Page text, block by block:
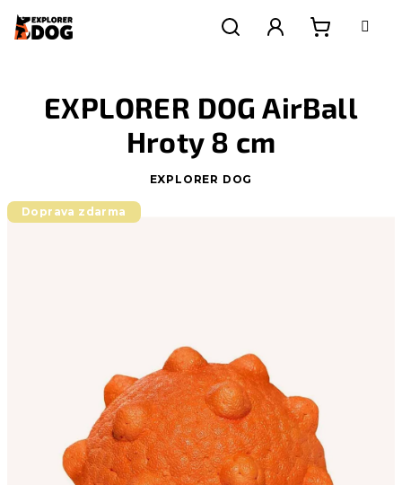
na
obsah
košík
EXPLORER DOG AirBall
Hroty 8 cm
EXPLORER DOG
Doprava zdarma